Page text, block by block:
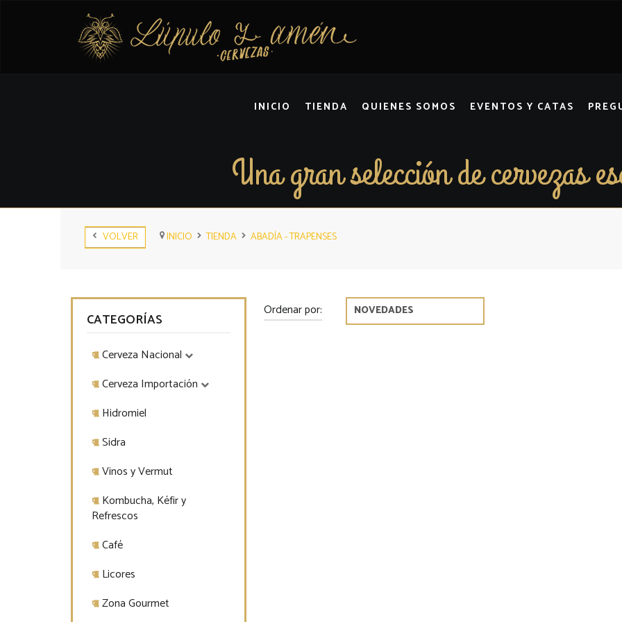
INICIO TIENDA QUIENES SOMOS EVENTOS Y CATAS
Una gran selección de cervezas
VOLVER INICIO TIENDA ABADÍA - TRAPENSES
CATEGORÍAS
Cerveza Nacional
Cerveza Importación
Hidromiel
Sidra
Vinos y Vermut
Kombucha, Kéfir y
Refrescos
Café
Licores
Zona Gourmet
Ordenar por: